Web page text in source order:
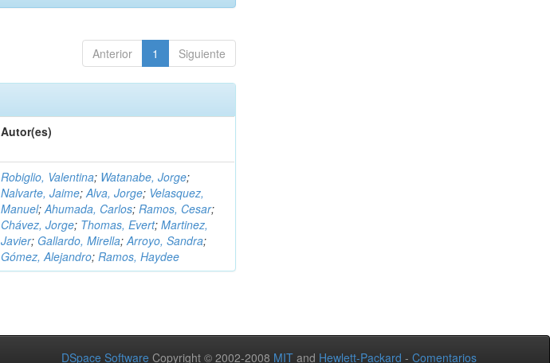
Anterior 1 Siguiente
Autor(es)
Robiglio, Valentina; Watanabe, Jorge;
Nalvarte, Jaime;Alva, Jorge; Velasquez,
Manuel;Ahumada, Carlos;Ramos, Cesar;
Chávez, Jorge; Thomas, Evert;Martinez,
Javier; Gallardo, Mirella;Arroyo, Sandra;
Gómez, Alejandro;Ramos, Haydee
DSpace Software Copyright © 2002-2008 MIT and Hewlett-Packard - Comentarios